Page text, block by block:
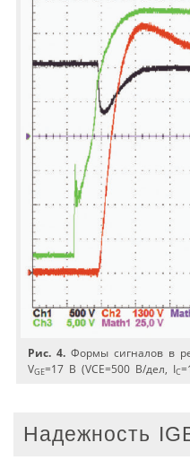
Рис. 4. Формы сигналов в
VGE=17 В (VCE=500 В/дел, IC
Надежность